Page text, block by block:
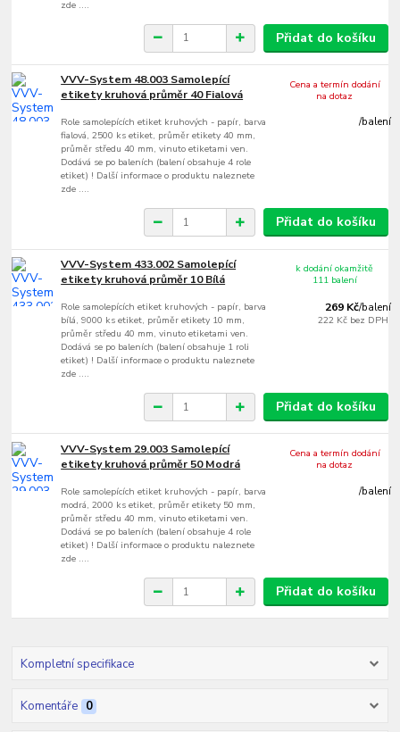
zde ....
Přidat do košíku
VVV-System 48.003 Samolepící
etikety kruhová průměr 40 Fialová
Role samolepících etiket kruhových - papír, barva
fialová, 2500 ks etiket, průměr etikety 40 mm,
průměr středu 40 mm, vinuto etiketami ven.
Dodává se po baleních (balení obsahuje 4 role
etiket) ! Další informace o produktu naleznete
zde ....
/balení
Cena a termín dodání
na dotaz
Přidat do košíku
VVV-System 433.002 Samolepící
etikety kruhová průměr 10 Bílá
Role samolepících etiket kruhových - papír, barva
bílá, 9000 ks etiket, průměr etikety 10 mm,
průměr středu 40 mm, vinuto etiketami ven.
Dodává se po baleních (balení obsahuje 1 roli
etiket) ! Další informace o produktu naleznete
zde ....
269 Kč/balení
222 Kč bez DPH
k dodání okamžitě
111 balení
Přidat do košíku
VVV-System 29.003 Samolepící
etikety kruhová průměr 50 Modrá
Role samolepících etiket kruhových - papír, barva
modrá, 2000 ks etiket, průměr etikety 50 mm,
průměr středu 40 mm, vinuto etiketami ven.
Dodává se po baleních (balení obsahuje 4 role
etiket) ! Další informace o produktu naleznete
zde ....
/balení
Cena a termín dodání
na dotaz
Přidat do košíku
Kompletní specifikace
Komentáře 0